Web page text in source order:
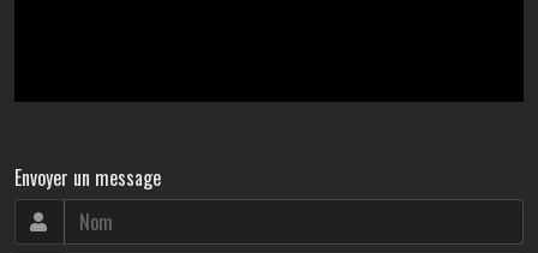
Envoyer un message